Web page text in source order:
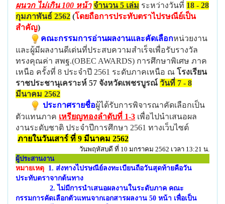
ผนวก ไม่เกิน 100 หน้า จำนวน5 เล่ม ระหว่างวันที่ 18 - 28
กุมภาพันธ์ 2562 (โดยถือการประทับตราไปรษณีย์เป็น
สำคัญ)
คณะกรรมการอ่านผลงานและคัดเลือกหน่วยงาน
และผู้มีผลงานดีเด่นที่ประสบความสำเร็จเพื่อรับรางวัล
ทรงคุณค่า สพฐ.(OBEC AWARDS) การศึกษาพิเศษ ภาค
เหนือ ครั้งที่ 8 ประจำปี 2561 ระดับภาคเหนือ ณ โรงเรียน
ราชประชานุเคราะห์ 57 จังหวัดเพชรบูรณ์ วันที่ 7 - 8
มีนาคม 2562
ประกาศรายชื่อผู้ได้รับการพิจารณาคัดเลือกเป็น
ตัวแทนภาค เหรียญทองลำดับที่ 1-3 เพื่อไปนำเสนอผล
งานระดับชาติ ประจำปีการศึกษา 2561 ทางเว็บไซต์
ภายในวันเสาร์ ที่ 9 มีนาคม 2562
วันพฤหัสบดี ที่ 10 มกราคม 2562 เวลา 13:21 น.
ผู้ประสานงาน
หมายเหตุ 1. ส่งทางไปรษณีย์ลงทะเบียนถือวันสุดท้ายคือวัน
ประทับตราจากต้นทาง
2. ไม่มีการนำเสนอผลงานในระดับภาค คณะ
กรรมการคัดเลือกตัวแทนจากเอกสารผลงาน 50 หน้า เพื่อเป็น